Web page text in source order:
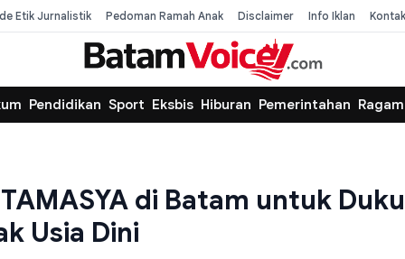
Etik Jurnalistik Pedoman Ramah Anak Disclaimer Info Iklan
Pendidikan Sport Eksbis Hiburan Pemerintahan Ragam
di Batam untuk
Usia Dini